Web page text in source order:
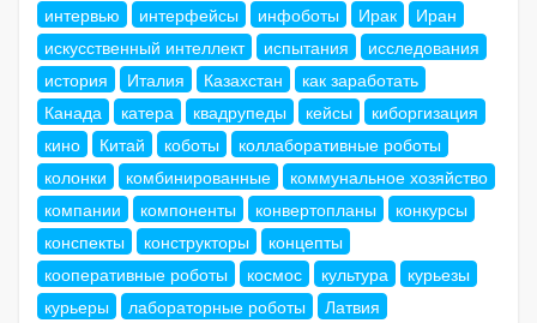
интервью
интерфейсы инфоботы Ирак
Иран
искусственный интеллект
испытания
исследования
история
Италия Казахстан
как заработать
Канада
катера квадрупеды кейсы
киборгизация
кино
Китай коботы
коллаборативные роботы
колонки
комбинированные
коммунальное хозяйство
компании
компоненты конвертопланы
конкурсы
конспекты
конструкторы
концепты
кооперативные роботы
космос культура
курьезы
курьеры
лабораторные роботы
Латвия